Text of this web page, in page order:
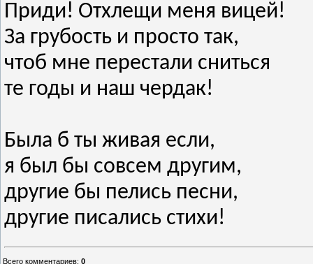
Приди! Отхлещи меня вицей!
За грубость и просто так,
чтоб мне перестали сниться
те годы и наш чердак!
Была б ты живая если,
я был бы совсем другим,
другие бы пелись песни,
другие писались стихи!
Всего комментариев: 0